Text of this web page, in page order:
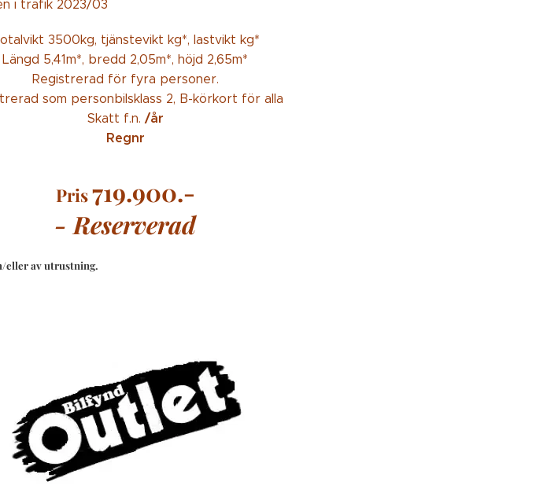
i trafik 2023/03
3500kg, tjänstevikt kg*, lastvikt kg*
Längd 5,41m*, bredd 2,05m*, höjd 2,65m*
Registrerad för fyra personer.
som personbilsklass 2, B-körkort för alla
Skatt f.n. /år
Regnr
Pris719.900.-
- Reserverad
eller av utrustning.